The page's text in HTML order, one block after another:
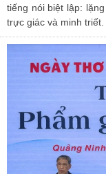
tiếng nói biệt lập:
trực giác và minh triết.